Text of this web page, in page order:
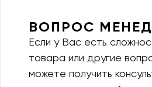
ВОПРОС
Если у Вас есть
товара или другие
можете получить